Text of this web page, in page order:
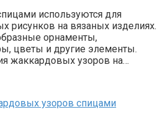
используются для
рисунков на вязаных изделиях.
орнаменты,
цветы и другие элементы.
жаккардовых узоров на…
узоров спицами